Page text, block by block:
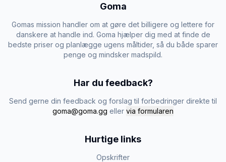
Goma
Gomas mission handler om at gøre det billigere og lettere for
danskere at handle ind. Goma hjælper dig med at finde de
bedste priser og planlægge ugens måltider, så du både sparer
penge og mindsker madspild.
Har du feedback?
Send gerne din feedback og forslag til forbedringer direkte til
goma@goma.gg eller via formularen
Hurtige links
Opskrifter